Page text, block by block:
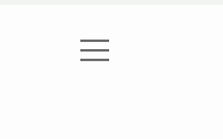
Gizlilik Politikası
menüyü
aç